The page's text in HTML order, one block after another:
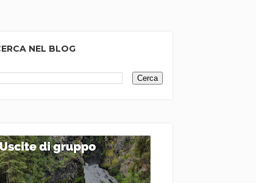
NEL BLOG